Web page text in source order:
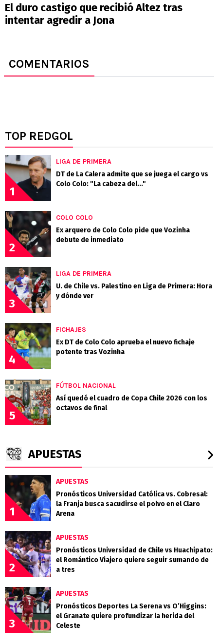
El duro castigo que recibió Altez tras
intentar agredir a Jona
COMENTARIOS
TOP REDGOL
1
LIGA DE PRIMERA
DT de La Calera admite que se juega el cargo vs
Colo Colo: "La cabeza del..."
2
COLO COLO
Ex arquero de Colo Colo pide que Vozinha
debute de inmediato
3
LIGA DE PRIMERA
U. de Chile vs. Palestino en Liga de Primera: Hora
y dónde ver
4
FICHAJES
Ex DT de Colo Colo aprueba el nuevo fichaje
potente tras Vozinha
5
FÚTBOL NACIONAL
Así quedó el cuadro de Copa Chile 2026 con los
octavos de final
APUESTAS
1
APUESTAS
Pronósticos Universidad Católica vs. Cobresal:
la Franja busca sacudirse el polvo en el Claro
Arena
2
APUESTAS
Pronósticos Universidad de Chile vs Huachipato:
el Romántico Viajero quiere seguir sumando de
a tres
3
APUESTAS
Pronósticos Deportes La Serena vs O’Higgins:
el Granate quiere profundizar la herida del
Celeste